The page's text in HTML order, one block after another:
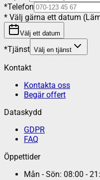
*Telefon
* Välj gärna ett datum
Välj ett datum
*Tjänst Välj en tjänst
Kontakt
Kontakta oss
Begär offert
Dataskydd
GDPR
FAQ
Öppettider
Mån - Sön: 08:00 -